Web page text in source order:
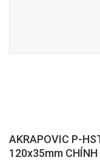
AKRAPOVIC P-
120x35mm CHÍNH